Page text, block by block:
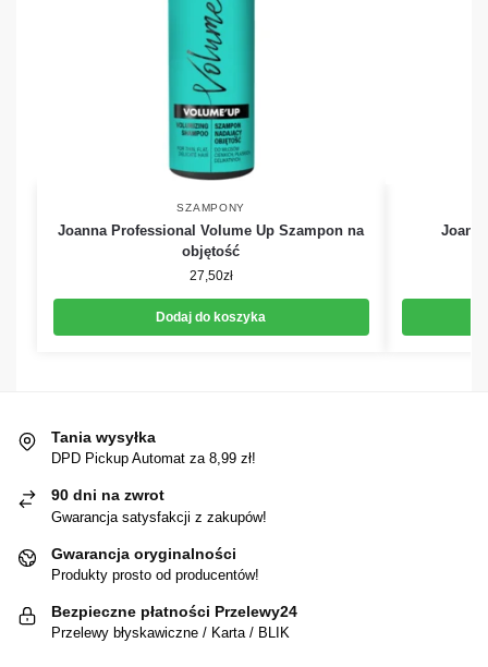
SZAMPONY
Joanna Professional Volume Up Szampon na
objętość
27,50zł
Dodaj do koszyka
Tania wysyłka
DPD Pickup Automat za 8,99 zł!
90 dni na zwrot
Gwarancja satysfakcji z zakupów!
Gwarancja oryginalności
Produkty prosto od producentów!
Bezpieczne płatności Przelewy24
Przelewy błyskawiczne / Karta / BLIK